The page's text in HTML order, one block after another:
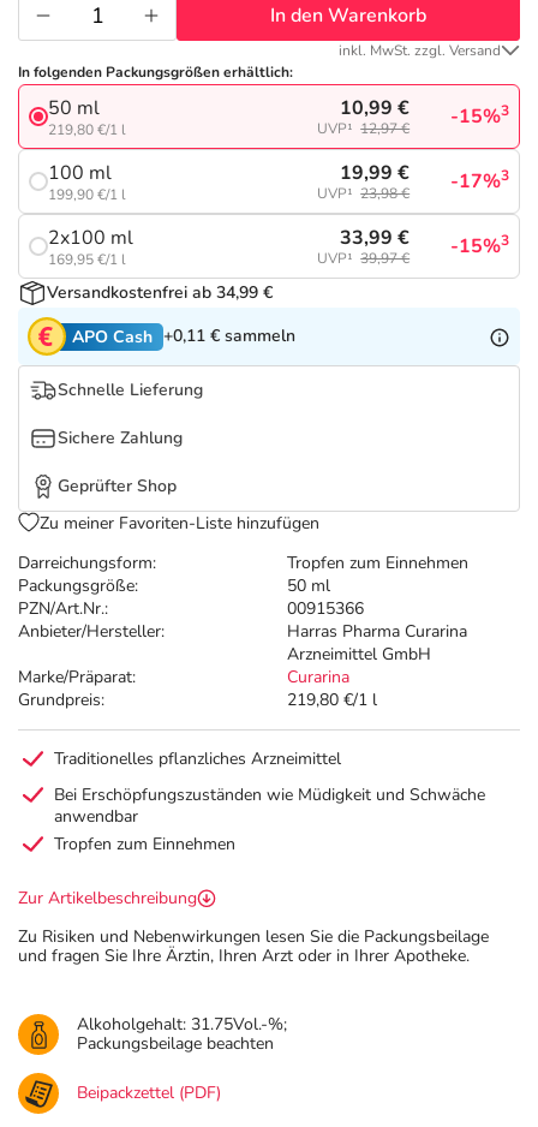
Tierapotheke
Vitamine & Mineralstoffe
Marken
Salus Deals
Darreichungsform:
Tropfen zum Einnehmen
Packungsgröße:
50 ml
PZN/Art.Nr.:
00915366
Anbieter/Hersteller:
Harras Pharma Curarina
Arzneimittel GmbH
Marke/Präparat:
Curarina
Grundpreis:
219,80 €/1 l
In den Warenkorb
inkl. MwSt. zzgl. Versand
In folgenden Packungsgrößen erhältlich:
50 ml
219,80 €/1 l
10,99 €
UVP¹ 12,97 € -15%3
100 ml
199,90 €/1 l
19,99 €
UVP¹ 23,98 € -17%3
2x100 ml
169,95 €/1 l
33,99 €
UVP¹ 39,97 € -15%3
Versandkostenfrei ab 34,99 €
APO Cash +0,11 € sammeln
Schnelle Lieferung
Sichere Zahlung
Geprüfter Shop
Zu meiner Favoriten-Liste hinzufügen
Traditionelles pflanzliches Arzneimittel
Bei Erschöpfungszuständen wie Müdigkeit und Schwäche
anwendbar
Tropfen zum Einnehmen
Zur Artikelbeschreibung
Zu Risiken und Nebenwirkungen lesen Sie die Packungsbeilage
und fragen Sie Ihre Ärztin, Ihren Arzt oder in Ihrer Apotheke.
Alkoholgehalt: 31.75Vol.-%;
Packungsbeilage beachten
Beipackzettel (PDF)